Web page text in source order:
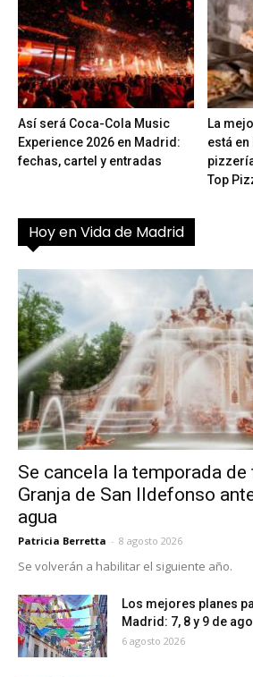
Así será Coca-Cola Music
Experience 2026 en Madrid:
fechas, cartel y entradas
La
está
Top
Hoy en Vida de Madrid
Se cancela la temporada
Granja de San Ildefonso
agua
Patricia Berretta - 8 agosto 2026
Se volverán a habilitar el siguiente año.
Los mejores planes
Madrid: 7, 8 y 9 de
6 agosto 2026